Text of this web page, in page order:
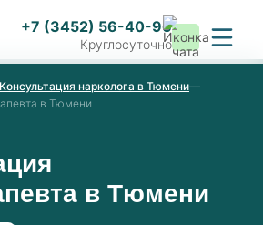
+7 (3452) 56-40-96
Круглосуточно
Консультация нарколога в Тюмени
в Тюмени
в Тюмени